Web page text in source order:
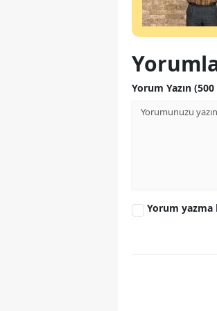
Yorum Yazın
Yorum yazma